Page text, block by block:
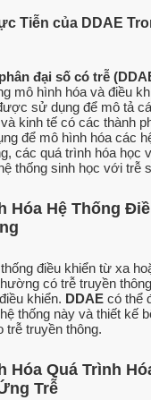
Tiễn của DDAE
đại số có trễ
mô hình hóa và điều
sử dụng để mô tả
kinh tế có các thành
để mô hình hóa các
các quá trình hóa học
thống sinh học với trễ
Hóa Hệ Thống
điều khiển từ xa
có trễ truyền
khiển. DDAE có thể
thống này và thiết kế
trễ truyền thông.
Hóa Quá Trình
Trễ